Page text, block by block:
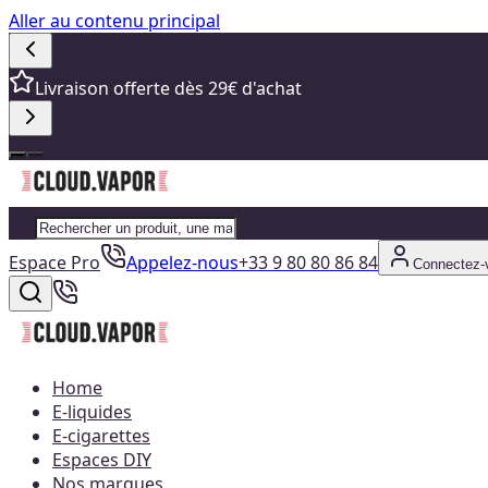
Aller au contenu principal
Livraison offerte dès 29€ d'achat
Espace Pro Appelez-nous+33 9 80 80 86 84 Connectez-
Home
E-liquides
E-cigarettes
Espaces DIY